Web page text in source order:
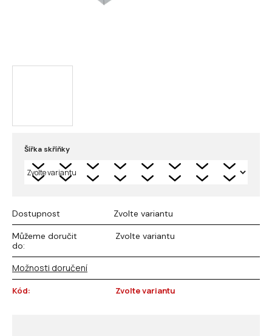
Šířka skříňky
Dostupnost Zvolte variantu
Můžeme doručit
do:
Zvolte variantu
Možnosti doručení
Kód: Zvolte variantu